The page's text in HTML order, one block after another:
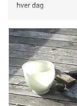
hver dag.